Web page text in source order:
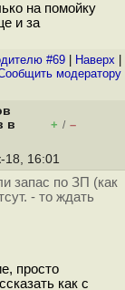
на помойку
и за
#69 Наверх
модератору
в
+ / –
18, 16:01
запас по ЗП (как
- то ждать
просто
как с